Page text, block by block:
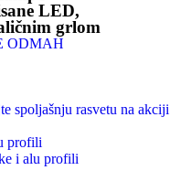
LED,
grlom
ODMAH
spoljašnju rasvetu na akciji
profili
i alu profili